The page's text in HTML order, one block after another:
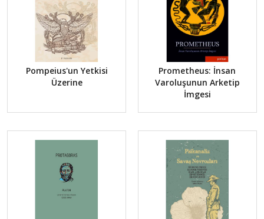
Pompeius'un Yetkisi
Üzerine
Prometheus: İnsan
Varoluşunun Arketip
İmgesi